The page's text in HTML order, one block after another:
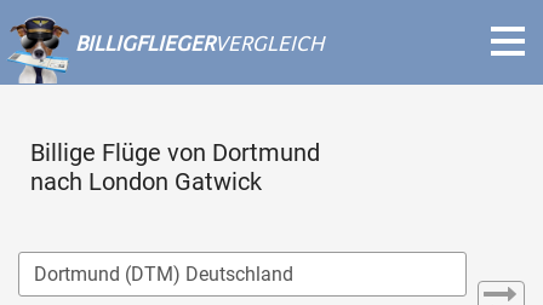
BILLIGFLIEGERVERGLEICH
Billige Flüge von Dortmund
nach London Gatwick